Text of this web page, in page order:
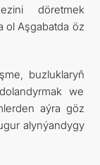
döretmek
ol Aşgabatda öz
buzluklaryň
we
aýra göz
alynýandygy